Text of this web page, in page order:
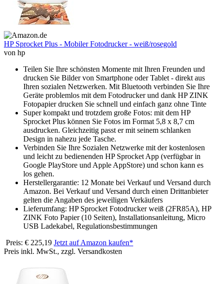
HP Sprocket Plus - Mobiler Fotodrucker - weiß/rosegold
von hp
Teilen Sie Ihre schönsten Momente mit Ihren Freunden und
drucken Sie Bilder von Smartphone oder Tablet - direkt aus
Ihren sozialen Netzwerken. Mit Bluetooth verbinden Sie Ihre
Geräte problemlos mit dem Fotodrucker und dank HP ZINK
Fotopapier drucken Sie schnell und einfach ganz ohne Tinte
Super kompakt und trotzdem große Fotos: mit dem HP
Sprocket Plus können Sie Fotos im Format 5,8 x 8,7 cm
ausdrucken. Gleichzeitig passt er mit seinem schlanken
Design in nahezu jede Tasche.
Verbinden Sie Ihre Sozialen Netzwerke mit der kostenlosen
und leicht zu bedienenden HP Sprocket App (verfügbar in
Google PlayStore und Apple AppStore) und schon kann es
los gehen.
Herstellergarantie: 12 Monate bei Verkauf und Versand durch
Amazon. Bei Verkauf und Versand durch einen Drittanbieter
gelten die Angaben des jeweiligen Verkäufers
Lieferumfang: HP Sprocket Fotodrucker weiß (2FR85A), HP
ZINK Foto Papier (10 Seiten), Installationsanleitung, Micro
USB Ladekabel, Regulationsbestimmungen
Preis: € 225,19 Jetzt auf Amazon kaufen*
Preis inkl. MwSt., zzgl. Versandkosten